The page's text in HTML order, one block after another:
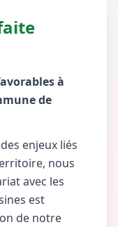
à
de
enjeux liés
nous
avec les
est
de notre